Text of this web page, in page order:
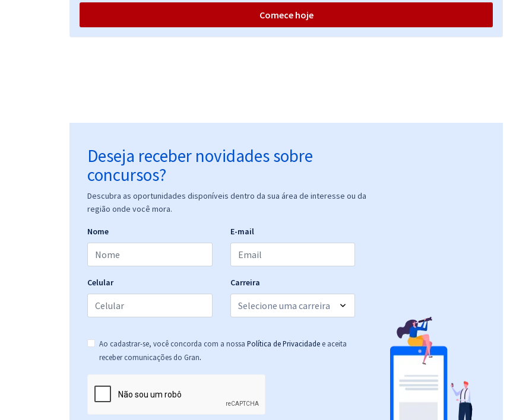
(-20%)
Comece hoje
Deseja receber novidades sobre
concursos?
Descubra as oportunidades disponíveis dentro da sua área de interesse ou da
região onde você mora.
Nome E-mail
Celular Carreira
Ao cadastrar-se, você concorda com a nossa Política de Privacidade e aceita
receber comunicações do Gran.